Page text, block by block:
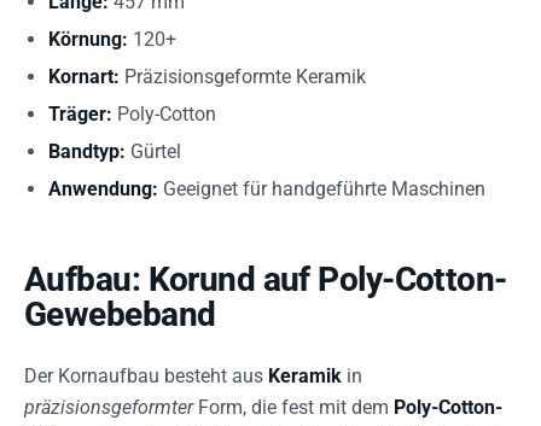
Körnung: 120+
Kornart: Präzisionsgeformte Keramik
Träger: Poly-Cotton
Bandtyp: Gürtel
Anwendung: Geeignet für handgeführte Maschinen
Aufbau: Korund auf Poly-Cotton-
Gewebeband
Der Kornaufbau besteht aus Keramik in
präzisionsgeformterForm, die fest mit dem Poly-Cotton-